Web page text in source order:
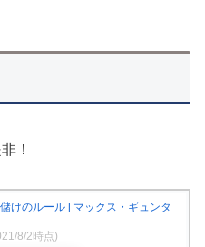
！
けのルール [ マックス・ギュンタ
8/2時点)